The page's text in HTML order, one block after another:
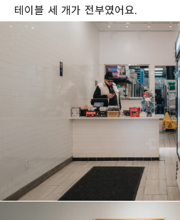
테이블 세 개가 전부였어요.